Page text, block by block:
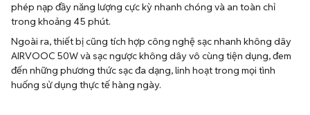
phép nạp đầy năng lượng cực kỳ nhanh chóng và an toàn chỉ
trong khoảng 45 phút.
Ngoài ra, thiết bị cũng tích hợp công nghệ sạc nhanh không dây
AIRVOOC 50W và sạc ngược không dây vô cùng tiện dụng, đem
đến những phương thức sạc đa dạng, linh hoạt trong mọi tình
huống sử dụng thực tế hàng ngày.